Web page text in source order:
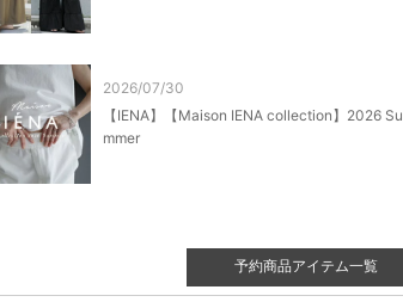
2026/07/30
【IENA】【Maison IENA collection】2026 Su
mmer
予約商品アイテム一覧